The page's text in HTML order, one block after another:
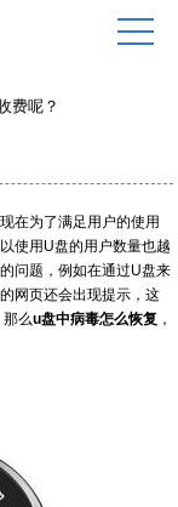
费呢？
在为了满足用户的使用
使用U盘的用户数量也越
问题，例如在通过U盘来
网页还会出现提示，这
那么u盘中病毒怎么恢复 ，